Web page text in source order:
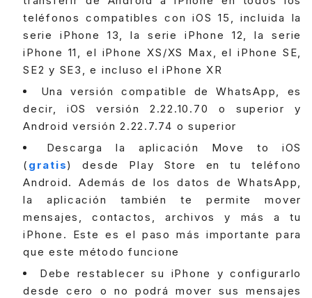
teléfonos compatibles con iOS 15, incluida la
serie iPhone 13, la serie iPhone 12, la serie
iPhone 11, el iPhone XS/XS Max, el iPhone SE,
SE2 y SE3, e incluso el iPhone XR
Una versión compatible de WhatsApp, es
decir, iOS versión 2.22.10.70 o superior y
Android versión 2.22.7.74 o superior
Descarga la aplicación Move to iOS
( gratis) desde Play Store en tu teléfono
Android. Además de los datos de WhatsApp,
la aplicación también te permite mover
mensajes, contactos, archivos y más a tu
iPhone. Este es el paso más importante para
que este método funcione
Debe restablecer su iPhone y configurarlo
desde cero o no podrá mover sus mensajes